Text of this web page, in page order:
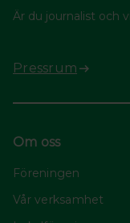
Är du journalist och
Pressrum
Om oss
Föreningen
Vår verksamhet